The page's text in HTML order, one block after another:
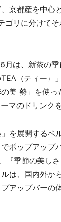
京都産を中心
リに分けて
は、新茶の
（ティー）
美 勢」を使っ
マのドリンク
を展開するペ
ポップアップ
季節の美し
は、国内外か
アップバーの